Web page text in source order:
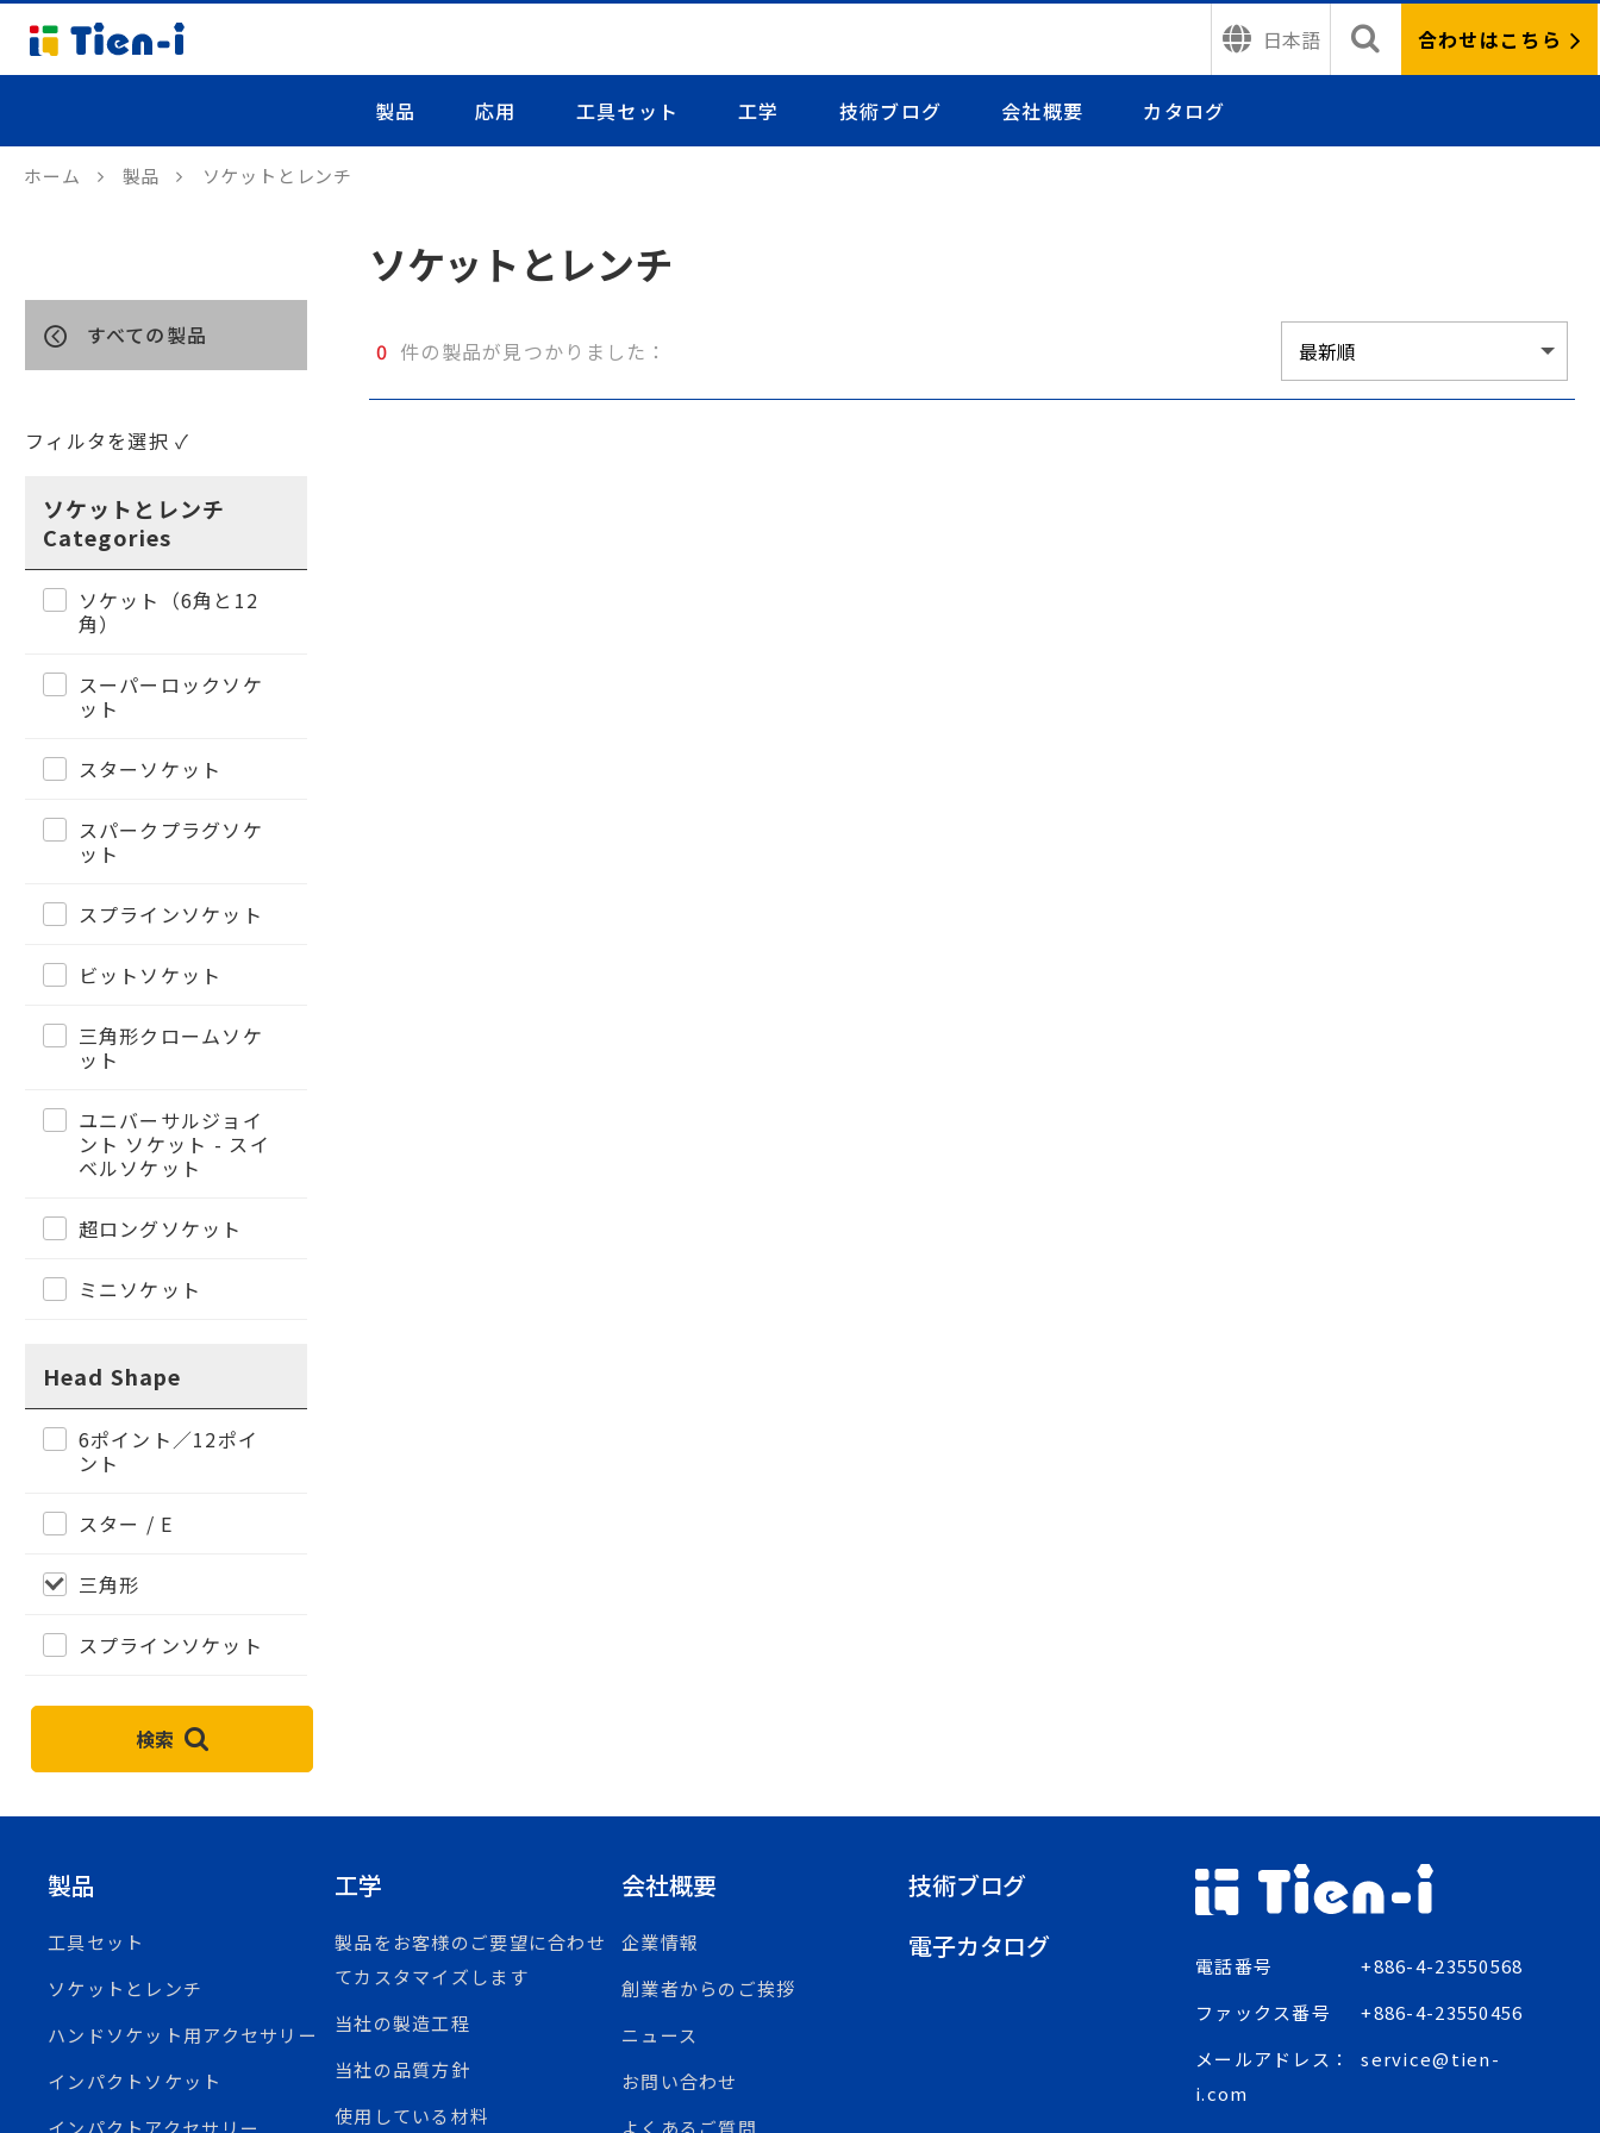
日本語 合わせはこちら
製品 応用 工具セット 工学 技術ブログ 会社概要 カタログ
ホーム 製品 ソケットとレンチ
すべての製品
フィルタを選択 ✓
ソケットとレンチ
Categories
ソケット（6角と12
角）
スーパーロックソケ
ット
スターソケット
スパークプラグソケ
ット
スプラインソケット
ビットソケット
三角形クロームソケ
ット
ユニバーサルジョイ
ント ソケット - スイ
ベルソケット
超ロングソケット
ミニソケット
Head Shape
6ポイント／12ポイ
ント
スター / E
三角形
スプラインソケット
検索
ソケットとレンチ
0 件の製品が見つかりました：
製品
工具セット
ソケットとレンチ
ハンドソケット用アクセサリー
インパクトソケット
インパクトアクセサリー
工学
製品をお客様のご要望に合わせ
てカスタマイズします
当社の製造工程
当社の品質方針
使用している材料
会社概要
企業情報
創業者からのご挨拶
ニュース
お問い合わせ
よくあるご質問
技術ブログ
電子カタログ
電話番号
+886-4-23550568
ファックス番号
+886-4-23550456
メールアドレス：
service@tien-
i.com